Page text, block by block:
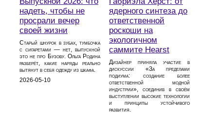
надеть, чтобы не
просрали вечер
своей жизни
Старый шнурок в зубах, тумбочка
с сигаретами — нет, выпускной
это не про Бузову. Ольга Родина
разберёт, какие наряды реально
вытянут в себя одежду из шкафа.
2026-05-10
ядерного синтеза до
ответственной
роскоши на
экологичном
саммите Hearst
Дизайнер приняла участие в
дискуссии «За пределами
подиума: создание более
ответственной модной
индустрии», соединив в своём
выступлении высокие технологии
и принципы устойчивого
развития.